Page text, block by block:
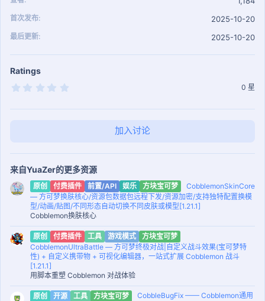
首次发布 2025-10-20
最后更新 2025-10-20
Ratings
0
0 星
加入讨论
来自YuaZer的更多资源
原创 付费插件 前置/API 娱乐 方块宝可梦
CobblemonSkinCore
— 方可梦换肤核心/资源包数据包远程下发/资源加密/支持独特配置换模
型/动画/贴图/不同形态自动切换不同皮肤或模型[1.21.1]
Cobblemon换肤核心
原创 付费插件 工具 游戏模式
方块宝可梦
CobblemonUltraBattle — 方可梦终极对战|自定义战斗效果(宝可梦特
性) + 自定义携带物 + 可视化编辑器，一站式扩展 Cobblemon 战斗
[1.21.1]
用脚本重塑 Cobblemon 对战体验
原创 开源 工具 方块宝可梦
CobbleBugFix —— Cobblemon通用